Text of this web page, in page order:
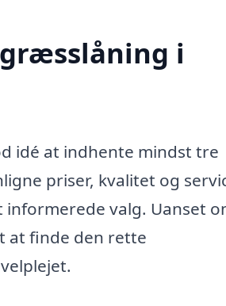
i
idé at indhente mindst tre
priser, kvalitet og
valg. Uanset
at finde den rette